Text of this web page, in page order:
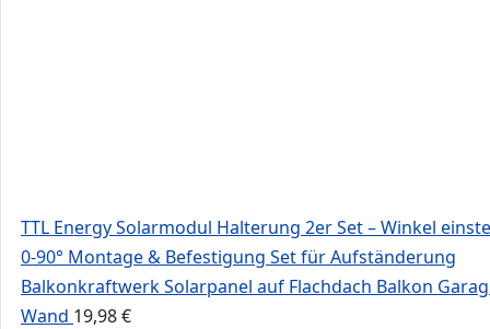
TTL Energy Solarmodul Halterung 2er Set – Winkel
0-90° Montage & Befestigung Set für Aufständerung
Balkonkraftwerk Solarpanel auf Flachdach Balkon
Wand 19,98€